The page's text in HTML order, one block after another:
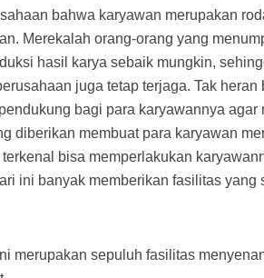
bahwa karyawan merupakan
Merekalah orang-orang yang
hasil karya sebaik mungkin,
juga tetap terjaga. Tak heran
bagi para karyawannya agar
diberikan membuat para karyawan
bisa memperlakukan
ini banyak memberikan fasilitas yang
merupakan sepuluh fasilitas